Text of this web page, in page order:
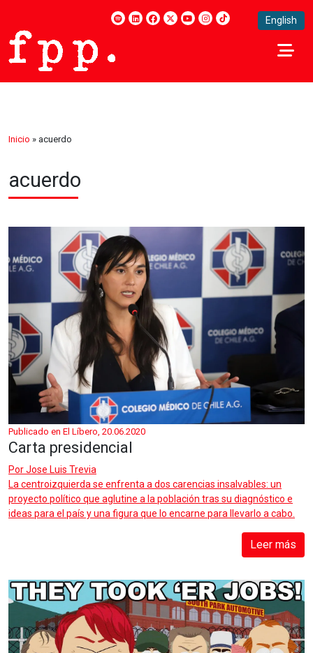
English
Inicio » acuerdo
acuerdo
Publicado en El Líbero, 20.06.2020
Carta presidencial
PorJose Luis Trevia
La centroizquierda se enfrenta a dos carencias insalvables: un
proyecto político que aglutine a la población tras su diagnóstico e
ideas para el país y una figura que lo encarne para llevarlo a cabo.
Leer más